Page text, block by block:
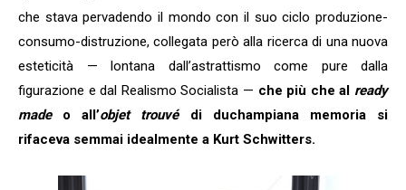
che stava pervadendo il mondo con il suo ciclo produzione-
consumo-distruzione, collegata però alla ricerca di una nuova
esteticità — lontana dall’astrattismo come pure dalla
figurazione e dal Realismo Socialista — che più che al ready
madeo all’objet trouvédi duchampiana memoria si
rifaceva semmai idealmente a Kurt Schwitters.